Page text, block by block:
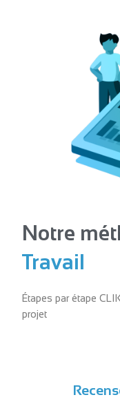
Notre
Travail
Étapes par étape
projet